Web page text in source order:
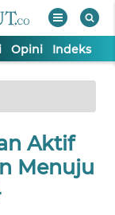
Opini Indeks
Aktif
Menuju